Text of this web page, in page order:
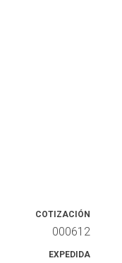
COTIZACIÓN
000612
EXPEDIDA